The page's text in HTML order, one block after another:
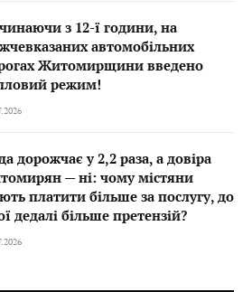
з 12-ї години, на
автомобільних
Житомирщини введено
режим!
дорожчає у 2,2 раза, а довіра
— ні: чому містяни
платити більше за послугу, до
дедалі більше претензій?